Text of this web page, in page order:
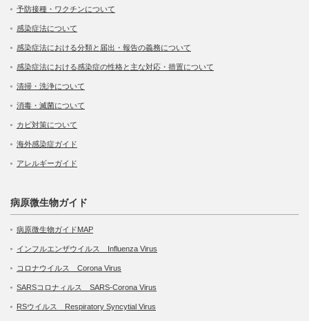
予防接種・ワクチンについて
感染症法について
感染症法における分類と届出・報告の義務について
感染症法における感染症の性格と主な対応・措置について
清掃・洗浄について
消毒・滅菌について
カビ対策について
海外感染症ガイド
アレルギーガイド
病原微生物ガイド
病原微生物ガイドMAP
インフルエンザウイルス Influenza Virus
コロナウイルス Corona Virus
SARSコロナィルス SARS-Corona Virus
RSウイルス Respiratory Syncytial Virus